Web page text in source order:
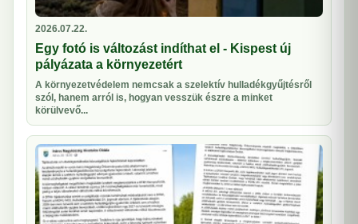
2026.07.22.
Egy fotó is változást indíthat el - Kispest új
pályázata a környezetért
A környezetvédelem nemcsak a szelektív hulladékgyűjtésről
szól, hanem arról is, hogyan vesszük észre a minket
körülvevő...